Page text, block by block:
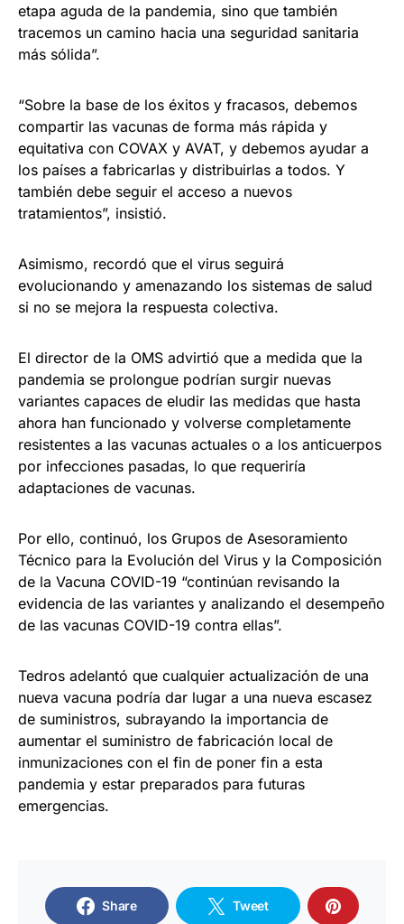
etapa aguda de la pandemia, sino que también
tracemos un camino hacia una seguridad sanitaria
más sólida”.
“Sobre la base de los éxitos y fracasos, debemos
compartir las vacunas de forma más rápida y
equitativa con COVAX y AVAT, y debemos ayudar a
los países a fabricarlas y distribuirlas a todos. Y
también debe seguir el acceso a nuevos
tratamientos”, insistió.
Asimismo, recordó que el virus seguirá
evolucionando y amenazando los sistemas de salud
si no se mejora la respuesta colectiva.
El director de la OMS advirtió que a medida que la
pandemia se prolongue podrían surgir nuevas
variantes capaces de eludir las medidas que hasta
ahora han funcionado y volverse completamente
resistentes a las vacunas actuales o a los anticuerpos
por infecciones pasadas, lo que requeriría
adaptaciones de vacunas.
Por ello, continuó, los Grupos de Asesoramiento
Técnico para la Evolución del Virus y la Composición
de la Vacuna COVID-19 “continúan revisando la
evidencia de las variantes y analizando el desempeño
de las vacunas COVID-19 contra ellas”.
Tedros adelantó que cualquier actualización de una
nueva vacuna podría dar lugar a una nueva escasez
de suministros, subrayando la importancia de
aumentar el suministro de fabricación local de
inmunizaciones con el fin de poner fin a esta
pandemia y estar preparados para futuras
emergencias.
Share Tweet